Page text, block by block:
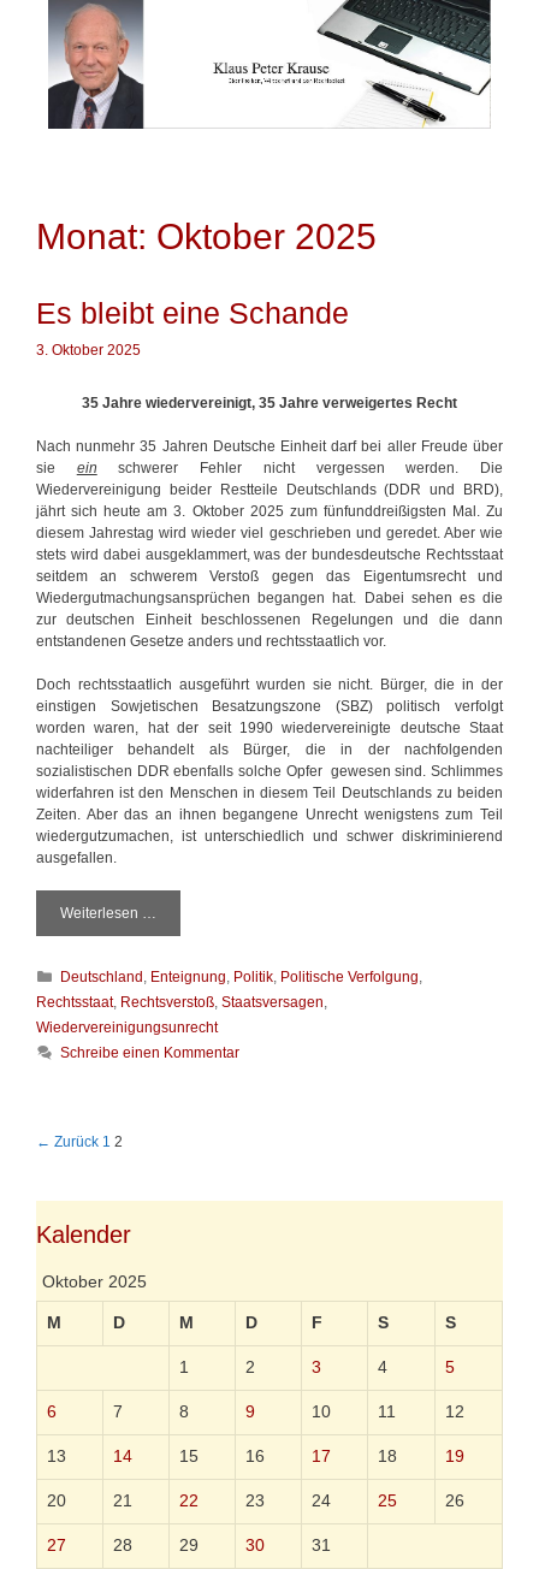
Monat: Oktober 2025
Es bleibt eine Schande
3. Oktober 2025
35 Jahre wiedervereinigt, 35 Jahre verweigertes Recht
Nach nunmehr 35 Jahren Deutsche Einheit darf bei aller Freude über
sie ein schwerer Fehler nicht vergessen werden. Die
Wiedervereinigung beider Restteile Deutschlands (DDR und BRD),
jährt sich heute am 3. Oktober 2025 zum fünfunddreißigsten Mal. Zu
diesem Jahrestag wird wieder viel geschrieben und geredet. Aber wie
stets wird dabei ausgeklammert, was der bundesdeutsche Rechtsstaat
seitdem an schwerem Verstoß gegen das Eigentumsrecht und
Wiedergutmachungsansprüchen begangen hat. Dabei sehen es die
zur deutschen Einheit beschlossenen Regelungen und die dann
entstandenen Gesetze anders und rechtsstaatlich vor.
Doch rechtsstaatlich ausgeführt wurden sie nicht. Bürger, die in der
einstigen Sowjetischen Besatzungszone (SBZ) politisch verfolgt
worden waren, hat der seit 1990 wiedervereinigte deutsche Staat
nachteiliger behandelt als Bürger, die in der nachfolgenden
sozialistischen DDR ebenfalls solche Opfer gewesen sind. Schlimmes
widerfahren ist den Menschen in diesem Teil Deutschlands zu beiden
Zeiten. Aber das an ihnen begangene Unrecht wenigstens zum Teil
wiedergutzumachen, ist unterschiedlich und schwer diskriminierend
ausgefallen.
Weiterlesen …
s
l
e
i
e
K
a
g
e
Deutschland , Enteignung, Politik, Politische Verfolgung,
Rechtsstaat, Rechtsverstoß, Staatsversagen,
Wiedervereinigungsunrecht
Schreibe einen Kommentar
B
r
← Zurück 1 2
Kalender
Oktober 2025
M D M D F S S
1 2 3 4 5
6 7 8 9 10 11 12
13 14 15 16 17 18 19
20 21 22 23 24 25 26
27 28 29 30 31